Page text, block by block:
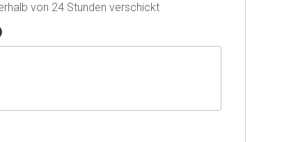
von 24 Stunden verschickt